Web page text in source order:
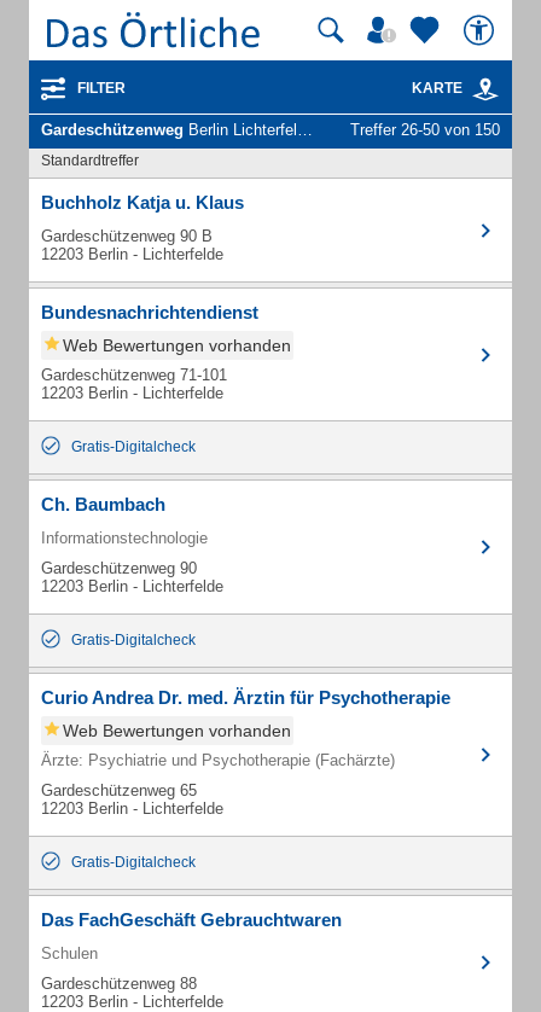
FILTER KARTE
Gardeschützenweg Berlin Lichterfelde - Unternehmen und Personen Treffer 26-50 von 150
Standardtreffer
Buchholz Katja u. Klaus
Gardeschützenweg 90 B
12203 Berlin - Lichterfelde
Bundesnachrichtendienst
Web Bewertungen vorhanden
Gardeschützenweg 71-101
12203 Berlin - Lichterfelde
Gratis-Digitalcheck
Ch. Baumbach
Informationstechnologie
Gardeschützenweg 90
12203 Berlin - Lichterfelde
Gratis-Digitalcheck
Curio Andrea Dr. med. Ärztin für Psychotherapie
Web Bewertungen vorhanden
Ärzte: Psychiatrie und Psychotherapie (Fachärzte)
Gardeschützenweg 65
12203 Berlin - Lichterfelde
Gratis-Digitalcheck
Das FachGeschäft Gebrauchtwaren
Schulen
Gardeschützenweg 88
12203 Berlin - Lichterfelde